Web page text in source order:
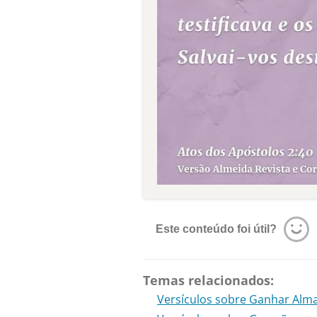
Este conteúdo foi útil?
Temas relacionados:
Versículos sobre Ganhar